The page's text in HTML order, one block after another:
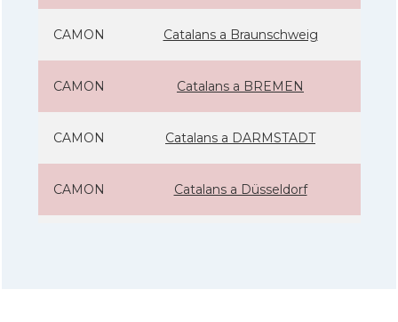
CAMON Catalans a Braunschweig
CAMON Catalans a BREMEN
CAMON Catalans a DARMSTADT
CAMON Catalans a Düsseldorf